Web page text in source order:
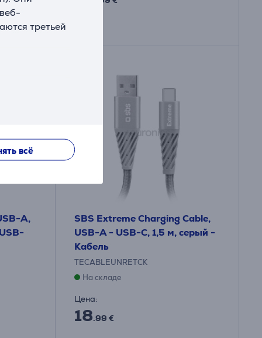
третьей
всё
A,
SBS Extreme Charging Cable,
USB-A - USB-C, 1,5 м, серый -
Кабель
TECABLEUNRETCK
На складе
Цена:
18.99 €